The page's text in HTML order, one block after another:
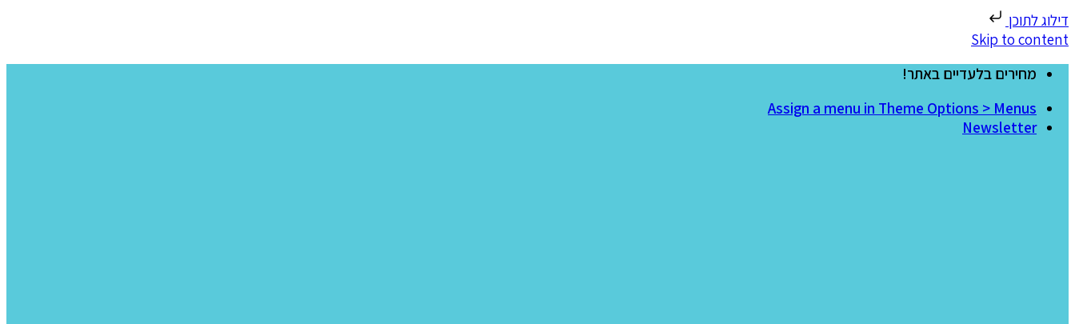
דילוג לתוכן
Skip to content
מחירים בלעדיים באתר!
Assign a menu in Theme Options > Menus
Newsletter